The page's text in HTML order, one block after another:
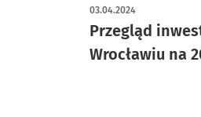
Przegląd
Wrocławiu na
03.04.2024